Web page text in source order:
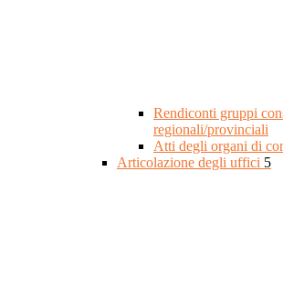
Rendiconti gruppi
regionali/provinciali
Atti degli organi di
Articolazione degli uffici 5